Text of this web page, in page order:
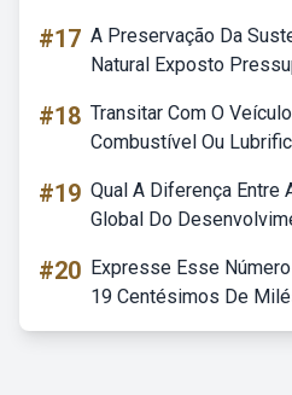
#17 A Preservação Da
Natural Exposto
#18 Transitar Com O
Combustível Ou
#19 Qual A Diferença Entre
Global Do
#20 Expresse Esse
19 Centésimos De